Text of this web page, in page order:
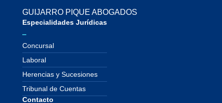
GUIJARRO PIQUE ABOGADOS
Especialidades Jurídicas
Concursal
Laboral
Herencias y Sucesiones
Tribunal de Cuentas
Contacto